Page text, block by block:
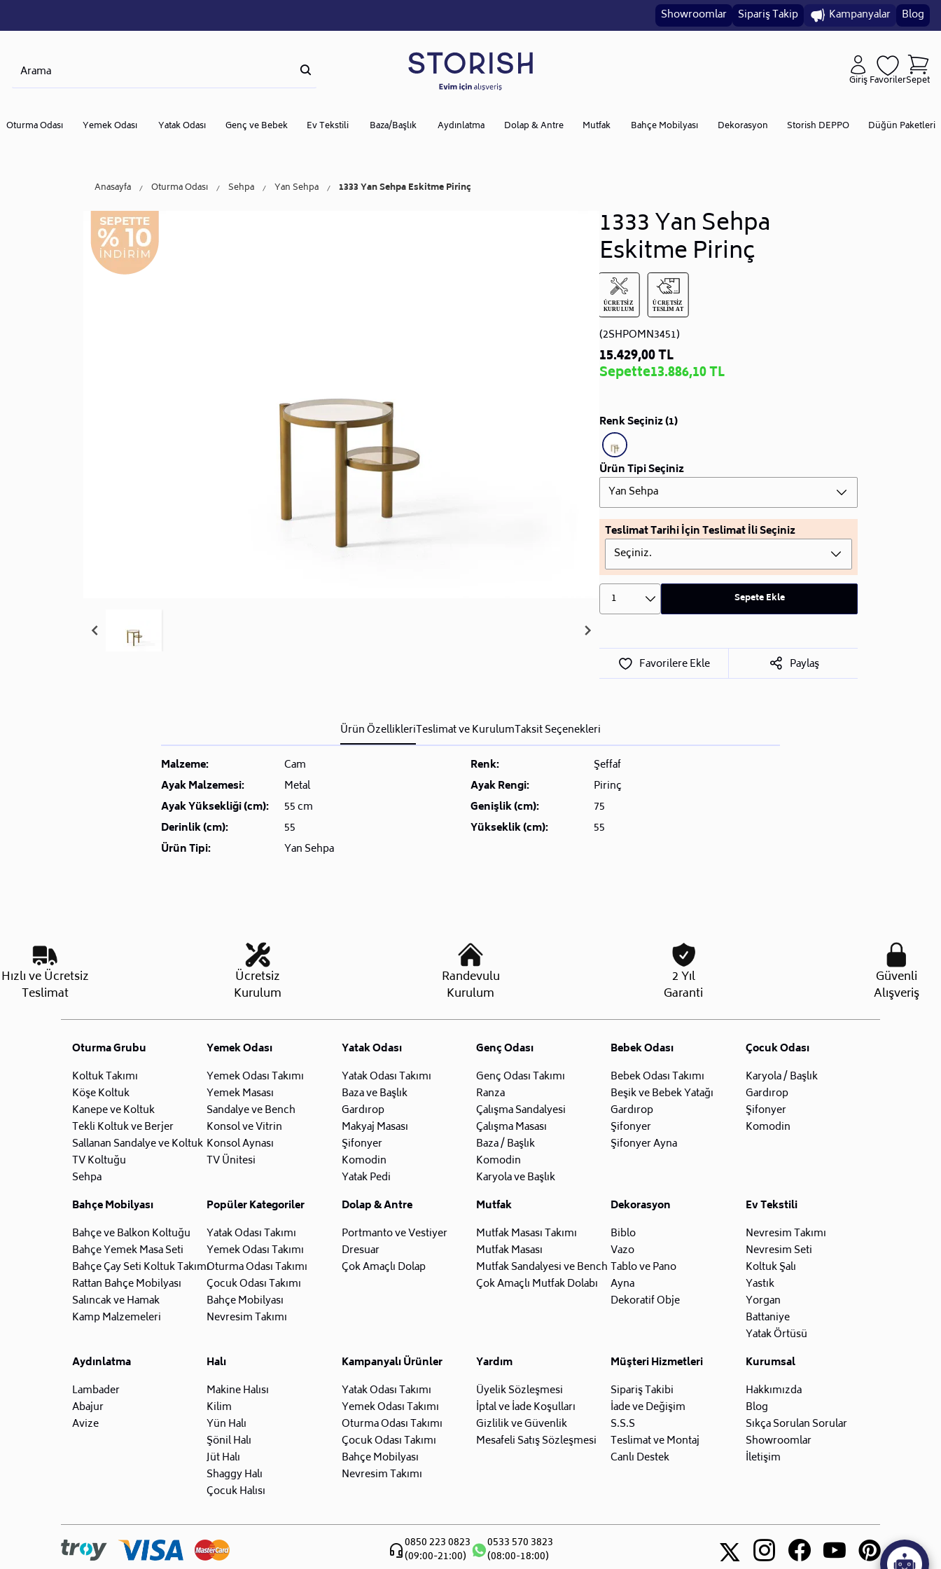
Showroomlar Sipariş Takip Kampanyalar Blog
GirişFavorilerSepet
Oturma Odası Yemek Odası Yatak Odası Genç ve Bebek Ev Tekstili Baza/Başlık Aydınlatma Dolap & Antre Mutfak Bahçe Mobilyası Dekorasyon Storish DEPPO Düğün Paketleri
Anasayfa Oturma Odası Sehpa Yan Sehpa 1333 Yan Sehpa Eskitme Pirinç
1333 Yan Sehpa
Eskitme Pirinç
(2SHPOMN3451)
15.429,00 TL
Sepette13.886,10 TL
Renk Seçiniz (1)
Ürün Tipi Seçiniz
Yan Sehpa
Teslimat Tarihi İçin Teslimat İli Seçiniz
Seçiniz.
1 Sepete Ekle
Favorilere Ekle Paylaş
Ürün ÖzellikleriTeslimat ve KurulumTaksit Seçenekleri
Malzeme:
Cam Renk:
Şeffaf
Ayak Malzemesi:
Metal Ayak Rengi:
Pirinç
Ayak Yüksekliği (cm):
55 cm Genişlik (cm):
75
Derinlik (cm):
55 Yükseklik (cm):
55
Ürün Tipi:
Yan Sehpa
Hızlı ve Ücretsiz
Teslimat
Ücretsiz
Kurulum
Randevulu
Kurulum
2 Yıl
Garanti
Güvenli
Alışveriş
Oturma Grubu
Koltuk Takımı
Köşe Koltuk
Kanepe ve Koltuk
Tekli Koltuk ve Berjer
Sallanan Sandalye ve Koltuk
TV Koltuğu
Sehpa
Yemek Odası
Yemek Odası Takımı
Yemek Masası
Sandalye ve Bench
Konsol ve Vitrin
Konsol Aynası
TV Ünitesi
Yatak Odası
Yatak Odası Takımı
Baza ve Başlık
Gardırop
Makyaj Masası
Şifonyer
Komodin
Yatak Pedi
Genç Odası
Genç Odası Takımı
Ranza
Çalışma Sandalyesi
Çalışma Masası
Baza / Başlık
Komodin
Karyola ve Başlık
Bebek Odası
Bebek Odası Takımı
Beşik ve Bebek Yatağı
Gardırop
Şifonyer
Şifonyer Ayna
Çocuk Odası
Karyola / Başlık
Gardırop
Şifonyer
Komodin
Bahçe Mobilyası
Bahçe ve Balkon Koltuğu
Bahçe Yemek Masa Seti
Bahçe Çay Seti Koltuk Takımı
Rattan Bahçe Mobilyası
Salıncak ve Hamak
Kamp Malzemeleri
Popüler Kategoriler
Yatak Odası Takımı
Yemek Odası Takımı
Oturma Odası Takımı
Çocuk Odası Takımı
Bahçe Mobilyası
Nevresim Takımı
Dolap & Antre
Portmanto ve Vestiyer
Dresuar
Çok Amaçlı Dolap
Mutfak
Mutfak Masası Takımı
Mutfak Masası
Mutfak Sandalyesi ve Bench
Çok Amaçlı Mutfak Dolabı
Dekorasyon
Biblo
Vazo
Tablo ve Pano
Ayna
Dekoratif Obje
Ev Tekstili
Nevresim Takımı
Nevresim Seti
Koltuk Şalı
Yastık
Yorgan
Battaniye
Yatak Örtüsü
Aydınlatma
Lambader
Abajur
Avize
Halı
Makine Halısı
Kilim
Yün Halı
Şönil Halı
Jüt Halı
Shaggy Halı
Çocuk Halısı
Kampanyalı Ürünler
Yatak Odası Takımı
Yemek Odası Takımı
Oturma Odası Takımı
Çocuk Odası Takımı
Bahçe Mobilyası
Nevresim Takımı
Yardım
Üyelik Sözleşmesi
İptal ve İade Koşulları
Gizlilik ve Güvenlik
Mesafeli Satış Sözleşmesi
Müşteri Hizmetleri
Sipariş Takibi
İade ve Değişim
S.S.S
Teslimat ve Montaj
Canlı Destek
Kurumsal
Hakkımızda
Blog
Sıkça Sorulan Sorular
Showroomlar
İletişim
0850 223 0823
(09:00-21:00)
0533 570 3823
(08:00-18:00)